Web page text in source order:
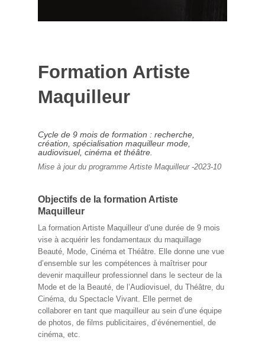
Formation Artiste
Maquilleur
Cycle de 9 mois de formation : recherche,
création, spécialisation maquilleur mode,
audiovisuel, cinéma et théâtre.
Mise à jour du programme Artiste Maquilleur -2023-10
Objectifs de la formation Artiste
Maquilleur
La formation Artiste Maquilleur d’une durée de 9 mois
vise à acquérir les fondamentaux du maquillage
Beauté, Mode, Cinéma et Théâtre. Elle donne une vue
d’ensemble sur les compétences à maîtriser pour
devenir maquilleur professionnel dans le secteur de la
Mode et de la Beauté, de l’Audiovisuel, du Théâtre, du
Cinéma, du Spectacle Vivant. Elle permet de
collaborer en tant que maquilleur au sein d’une équipe
de photos, de films publicitaires, d’événementiel, de
cinéma, etc.